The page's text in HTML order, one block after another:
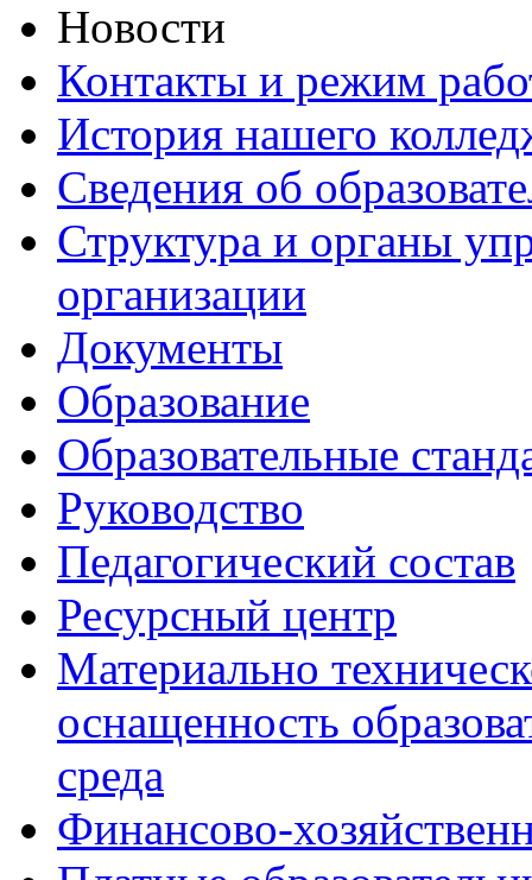
Новости
Контакты и режим
История нашего
Сведения об
Структура и органы
организации
Документы
Образование
Образовательные
Руководство
Педагогический состав
Ресурсный центр
Материально
оснащенность
среда
Финансово-